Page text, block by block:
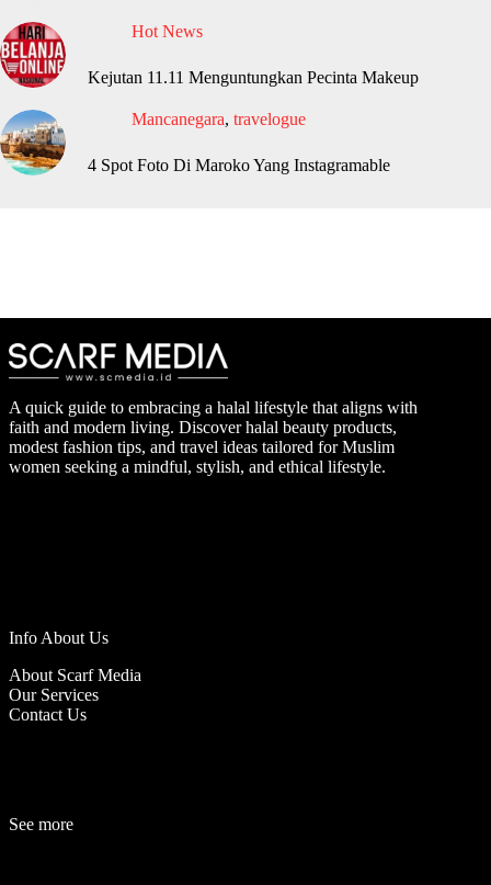
Hot News
Kejutan 11.11 Menguntungkan Pecinta Makeup
Mancanegara, travelogue
4 Spot Foto Di Maroko Yang Instagramable
A quick guide to embracing a halal lifestyle that aligns with
faith and modern living. Discover halal beauty products,
modest fashion tips, and travel ideas tailored for Muslim
women seeking a mindful, stylish, and ethical lifestyle.
Info About Us
About Scarf Media
Our Services
Contact Us
See more